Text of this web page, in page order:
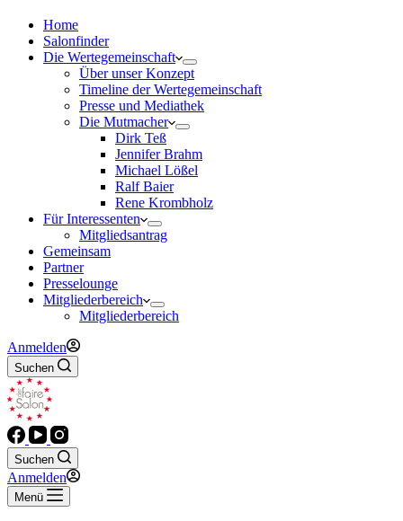
Home
Salonfinder
Die Wertegemeinschaft
Über unser Konzept
Timeline der Wertegemeinschaft
Presse und Mediathek
Die Mutmacher
Dirk Teß
Jennifer Brahm
Michael Lößel
Ralf Baier
Rene Krombholz
Für Interessenten
Mitgliedsantrag
Gemeinsam
Partner
Presselounge
Mitgliederbereich
Mitgliederbereich
Anmelden
Suchen
Suchen
Anmelden
Menü